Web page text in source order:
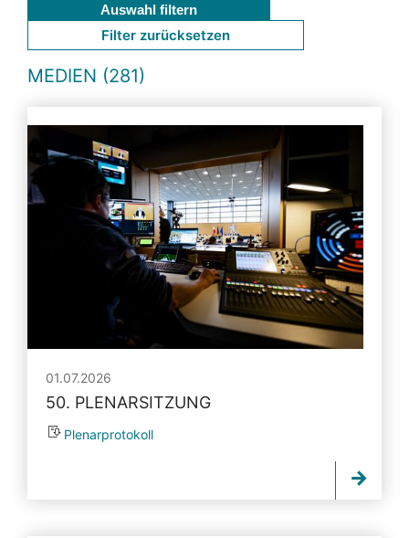
Auswahl filtern
Filter zurücksetzen
MEDIEN (281)
01.07.2026
50. PLENARSITZUNG
Plenarprotokoll